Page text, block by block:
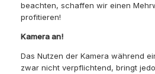
beachten, schaffen wir einen
profitieren!
Kamera an!
Das Nutzen der Kamera während
zwar nicht verpflichtend, bringt